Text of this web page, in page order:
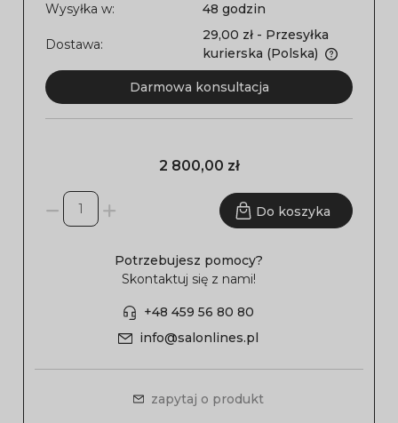
Wysyłka w:
48 godzin
Dostawa:
29,00 zł - Przesyłka
kurierska (Polska)
Darmowa konsultacja
2 800,00 zł
Do koszyka
Potrzebujesz pomocy?
Skontaktuj się z nami!
+48 459 56 80 80
info@salonlines.pl
zapytaj o produkt